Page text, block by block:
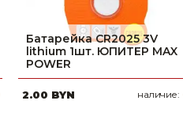
Батарейка CR2025 3V
lithium 1шт. ЮПИТЕР MAX
POWER
2.00 BYN наличие: